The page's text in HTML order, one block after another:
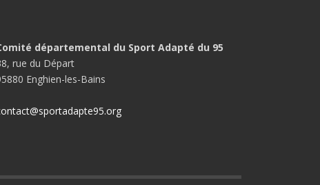
départemental du Sport Adapté du 95
rue du Départ
Enghien-les-Bains